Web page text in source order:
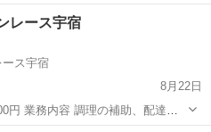
レース宇宿
ス宇宿
8月22日
も簡単な作業です。 ※原付免